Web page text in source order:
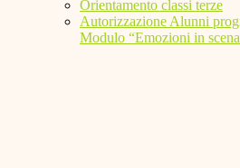
Orientamento classi terze
Autorizzazione Alunni
Modulo “Emozioni in